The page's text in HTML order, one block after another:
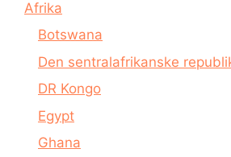
Afrika
Botswana
Den sentralafrikanske
DR Kongo
Egypt
Ghana